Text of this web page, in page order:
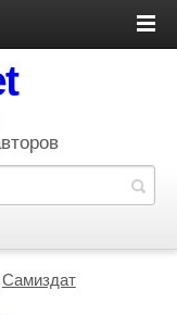
Самиздат